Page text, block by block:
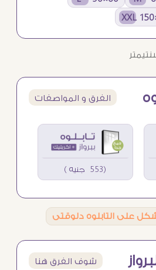
الفرق و المواصفات
(553 جنيه )
على التابلوه دلوقتى
شوف الفرق هنا